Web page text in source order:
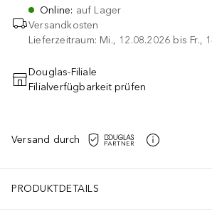
Online: auf Lager
Versandkosten
Lieferzeitraum: Mi., 12.08.2026 bis Fr.,
IN DEN WARENKORB
Douglas-Filiale
Filialverfügbarkeit prüfen
Versand durch
PRODUKTDETAILS